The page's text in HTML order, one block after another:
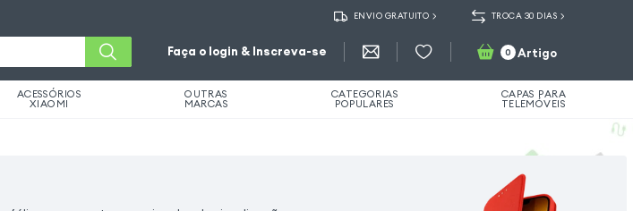
ENVIO GRATUITO TROCA 30 DIAS
Faça o login & Inscreva-se 0 Artigo
ACESSÓRIOS
XIAOMI
OUTRAS
MARCAS
CATEGORIAS
POPULARES
CAPAS PARA
TELEMÓVEIS